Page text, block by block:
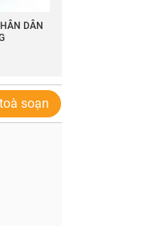
DÂN
soạn